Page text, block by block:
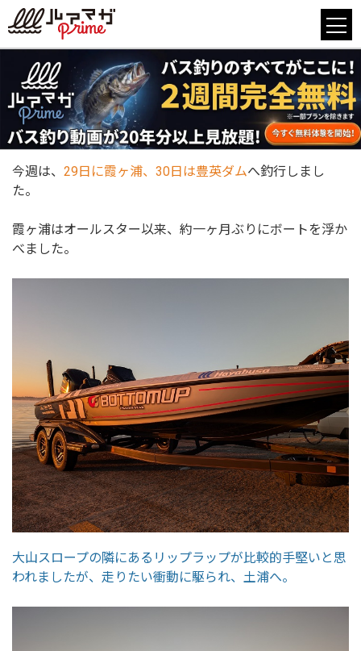
今週は、 29日に霞ヶ浦、30日は豊英ダムへ釣行しまし
た。
霞ヶ浦はオールスター以来、約一ヶ月ぶりにボートを浮か
べました。
大山スロープの隣にあるリップラップが比較的手堅いと思
われましたが、走りたい衝動に駆られ、土浦へ。